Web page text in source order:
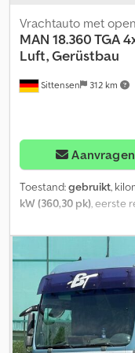
Sittensen 312 km
Vrachtauto met
MAN 18.360 TGA
Luft, Gerüstbau
Aanvragen
Toestand:gebruikt,
kW (360,30 pk) , eerste
retarder, kleur:wit,
Euro 4 ,
2.550 mm, totale
laadruimte lengte:6.200
laadruimtehoogte:
600
Laadbakopbouw,
zeefdrukbodem, 10